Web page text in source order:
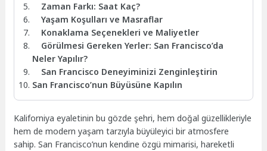
Zaman Farkı: Saat Kaç?
Yaşam Koşulları ve Masraflar
Konaklama Seçenekleri ve Maliyetler
Görülmesi Gereken Yerler: San Francisco’da
Neler Yapılır?
San Francisco Deneyiminizi Zenginleştirin
San Francisco’nun Büyüsüne Kapılın
Kaliforniya eyaletinin bu gözde şehri, hem doğal güzellikleriyle
hem de modern yaşam tarzıyla büyüleyici bir atmosfere
sahip. San Francisco’nun kendine özgü mimarisi, hareketli